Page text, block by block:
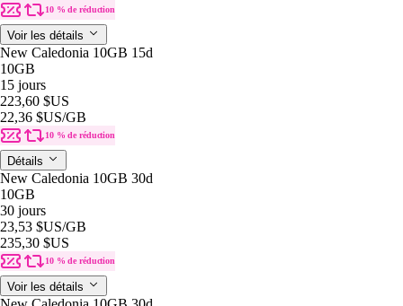
10 % de réduction
Voir les détails
New Caledonia 10GB 15d
10GB
15 jours
223,60 $US
22,36 $US/GB
10 % de réduction
Détails
New Caledonia 10GB 30d
10GB
30 jours
23,53 $US/GB
235,30 $US
10 % de réduction
Voir les détails